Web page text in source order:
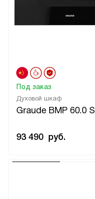
Духовой шкаф
Graude BMP 60.0 S
Под заказ
93 490 руб.